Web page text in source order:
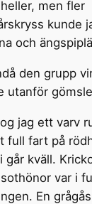
men fler
kunde
och
den grupp
utanför
jag ett varv
full fart på
går kväll.
var i
En